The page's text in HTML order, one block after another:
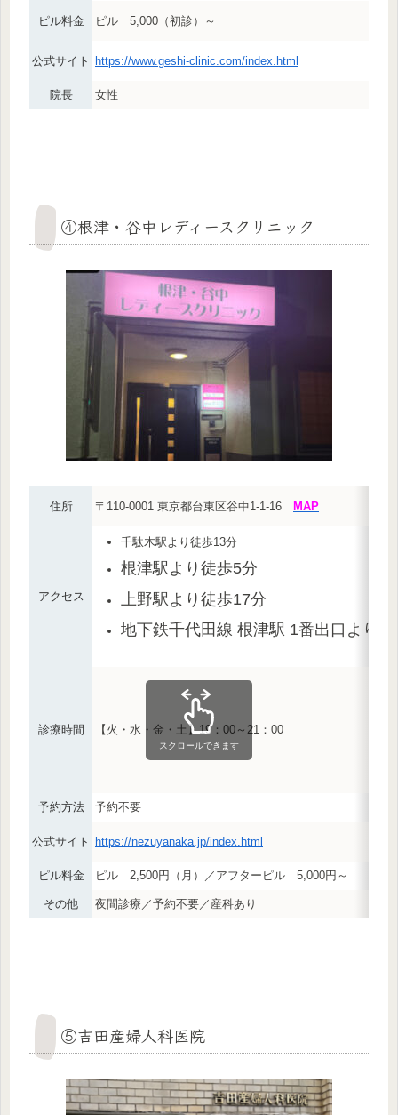
ピル料金 ピル 5,000（初診）～
公式サイト https://www.geshi-clinic.com/index.html
院長 女性
④根津・谷中レディースクリニック
住所 〒110-0001 東京都台東区谷中1-1-16 MAP
アクセス
千駄木駅より徒歩13分
根津駅より徒歩5分
上野駅より徒歩17分
地下鉄千代田線 根津駅 1番出口より徒
診療時間 【火・水・金・土】19：00～21：00
予約方法 予約不要
公式サイト https://nezuyanaka.jp/index.html
ピル料金 ピル 2,500円（月）／アフターピル 5,000円～
その他 夜間診療／予約不要／産科あり
スクロールできます
⑤吉田産婦人科医院